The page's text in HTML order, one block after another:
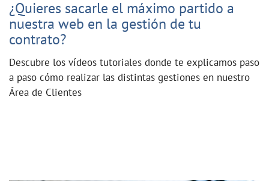
¿Quieres sacarle el máximo partido a
nuestra web en la gestión de tu
contrato?
Descubre los vídeos tutoriales donde te explicamos paso
a paso cómo realizar las distintas gestiones en nuestro
Área de Clientes